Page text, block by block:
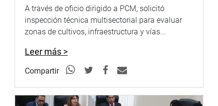
A través de oficio dirigido a PCM, solicitó
inspección técnica multisectorial para evaluar
zonas de cultivos, infraestructura y vías...
Leer más >
Compartir